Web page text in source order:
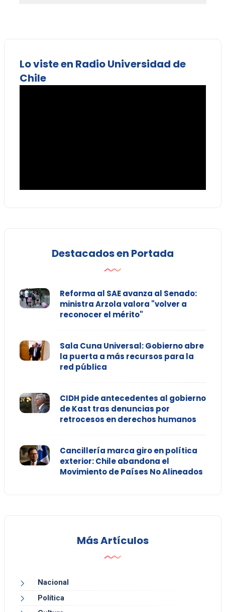
Lo viste en Radio Universidad de
Chile
Destacados en Portada
Reforma al SAE avanza al Senado:
ministra Arzola valora "volver a
reconocer el mérito"
Sala Cuna Universal: Gobierno abre
la puerta a más recursos para la
red pública
CIDH pide antecedentes al gobierno
de Kast tras denuncias por
retrocesos en derechos humanos
Cancillería marca giro en política
exterior: Chile abandona el
Movimiento de Países No Alineados
Más Artículos
Nacional
Política